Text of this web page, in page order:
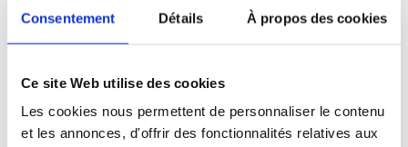
Consentement Détails À propos des cookies
Ce site Web utilise des cookies
Les cookies nous permettent de personnaliser le contenu
et les annonces, d'offrir des fonctionnalités relatives aux
candidat
Qualifications et diplômes :
Profil recherché :